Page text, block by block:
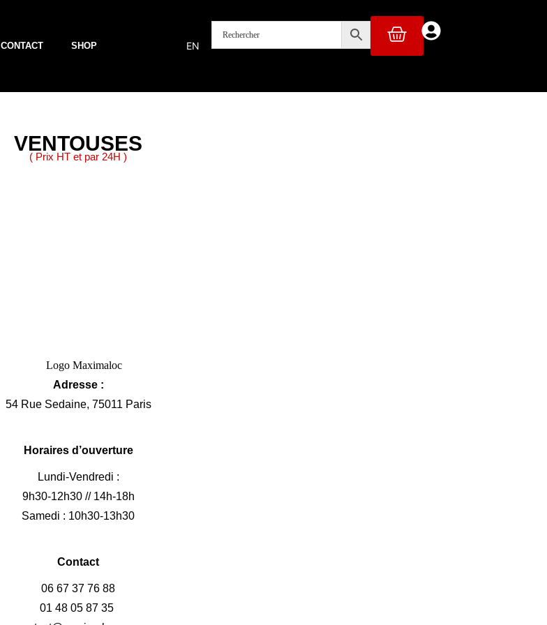
CONTACT SHOP EN
VENTOUSES
( Prix HT et par 24H )
Adresse :
54 Rue Sedaine, 75011 Paris
Horaires d’ouverture
Lundi-Vendredi :
9h30-12h30 // 14h-18h
Samedi : 10h30-13h30
Contact
06 67 37 76 88
01 48 05 87 35